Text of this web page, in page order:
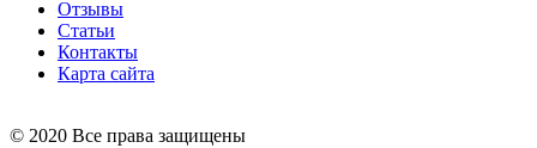
Отзывы
Статьи
Контакты
Карта сайта
© 2020 Все права защищены